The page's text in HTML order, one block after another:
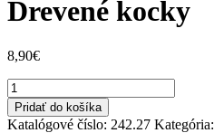
Drevené kocky
8,90€
množstvo
Drevené
kocky
Pridať do košíka
Katalógové číslo: 242.27 Kategória: